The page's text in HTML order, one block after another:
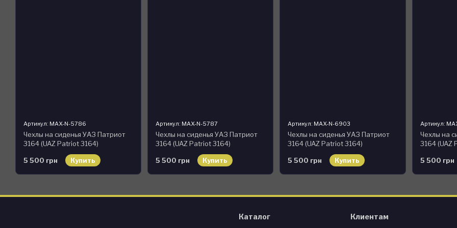
Артикул: MAX-N-5786
Чехлы на сиденья УАЗ Патриот
3164 (UAZ Patriot 3164)
модельные MAX-N из экокожи
Черно-синий
5 500 грн Купить
Артикул: MAX-N-5787
Чехлы на сиденья УАЗ Патриот
3164 (UAZ Patriot 3164)
модельные MAX-N из экокожи
Черно-желтый
5 500 грн Купить
Артикул: MAX-N-6903
Чехлы на сиденья УАЗ Патриот
3164 (UAZ Patriot 3164)
модельные MAX-N из экокожи
Черно-зеленый
5 500 грн Купить
Артикул:
Чехлы на
3164 (UAZ
Черно-
5 500 грн
Каталог Клиентам